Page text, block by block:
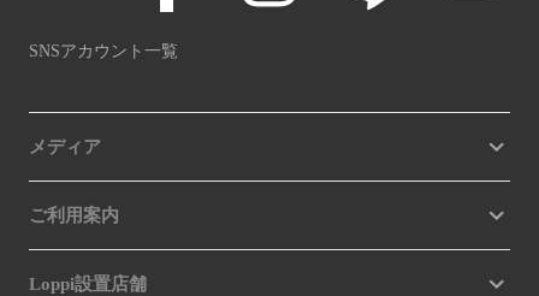
SNSアカウント一覧
メディア
ご利用案内
Loppi設置店舗